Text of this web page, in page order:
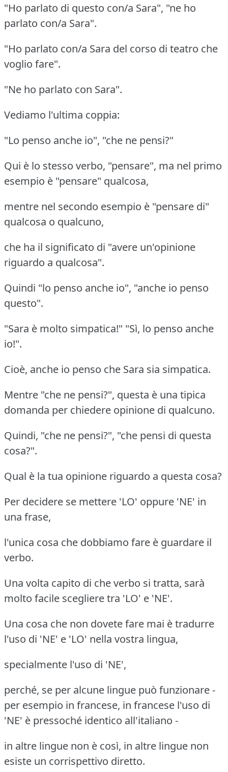
"Ho parlato di questo con/a Sara", "ne ho
parlato con/a Sara".
"Ho parlato con/a Sara del corso di teatro che
voglio fare".
"Ne ho parlato con Sara".
Vediamo l'ultima coppia:
"Lo penso anche io", "che ne pensi?"
Qui è lo stesso verbo, "pensare", ma nel primo
esempio è "pensare" qualcosa,
mentre nel secondo esempio è "pensare di"
qualcosa o qualcuno,
che ha il significato di "avere un'opinione
riguardo a qualcosa".
Quindi "lo penso anche io", "anche io penso
questo".
"Sara è molto simpatica!" "Sì, lo penso anche
io!".
Cioè, anche io penso che Sara sia simpatica.
Mentre "che ne pensi?", questa è una tipica
domanda per chiedere opinione di qualcuno.
Quindi, "che ne pensi?", "che pensi di questa
cosa?".
Qual è la tua opinione riguardo a questa cosa?
Per decidere se mettere 'LO' oppure 'NE' in
una frase,
l'unica cosa che dobbiamo fare è guardare il
verbo.
Una volta capito di che verbo si tratta, sarà
molto facile scegliere tra 'LO' e 'NE'.
Una cosa che non dovete fare mai è tradurre
l'uso di 'NE' e 'LO' nella vostra lingua,
specialmente l'uso di 'NE',
perché, se per alcune lingue può funzionare -
per esempio in francese, in francese l'uso di
'NE' è pressoché identico all'italiano -
in altre lingue non è così, in altre lingue non
esiste un corrispettivo diretto.